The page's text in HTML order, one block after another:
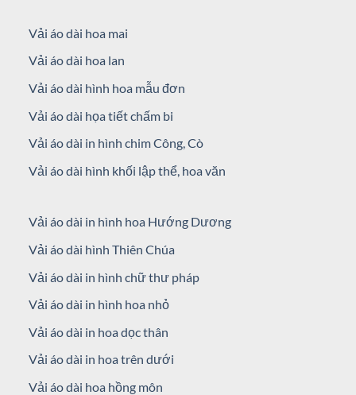
vai-ao-dai-in-hinh-hoa-van-dep-mau-cam
Vải áo dài hoa mai
Vải áo dài hoa lan
Vải áo dài hình hoa mẫu đơn
Vải áo dài họa tiết chấm bi
Vải áo dài in hình chim Công, Cò
Vải áo dài hình khối lập thể, hoa văn
Vải áo dài in hình hoa Hướng Dương
Vải áo dài hình Thiên Chúa
Vải áo dài in hình chữ thư pháp
Vải áo dài in hình hoa nhỏ
Vải áo dài in hoa dọc thân
Vải áo dài in hoa trên dưới
Vải áo dài hoa hồng môn